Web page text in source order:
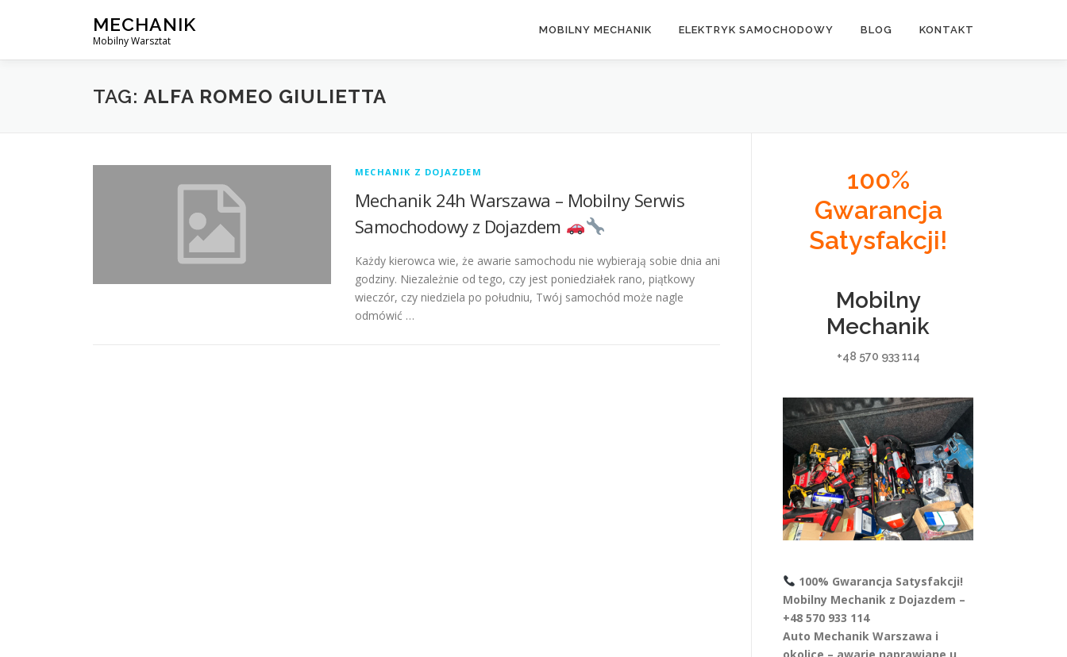
MECHANIK
Mobilny Warsztat
MOBILNY MECHANIK ELEKTRYK SAMOCHODOWY BLOG KONTAKT
TAG: ALFA ROMEO GIULIETTA
MECHANIK Z DOJAZDEM
Mechanik 24h Warszawa – Mobilny Serwis
Samochodowy z Dojazdem
Każdy kierowca wie, że awarie samochodu nie wybierają sobie dnia ani
godziny. Niezależnie od tego, czy jest poniedziałek rano, piątkowy
wieczór, czy niedziela po południu, Twój samochód może nagle
odmówić …
100%
Gwarancja
Satysfakcji!
Mobilny
Mechanik
+48 570 933 114
100% Gwarancja Satysfakcji!
Mobilny Mechanik z Dojazdem –
+48 570 933 114
Auto Mechanik Warszawa i